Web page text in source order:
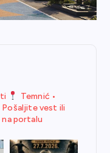
Temnić •
Pošaljite vest ili
portalu